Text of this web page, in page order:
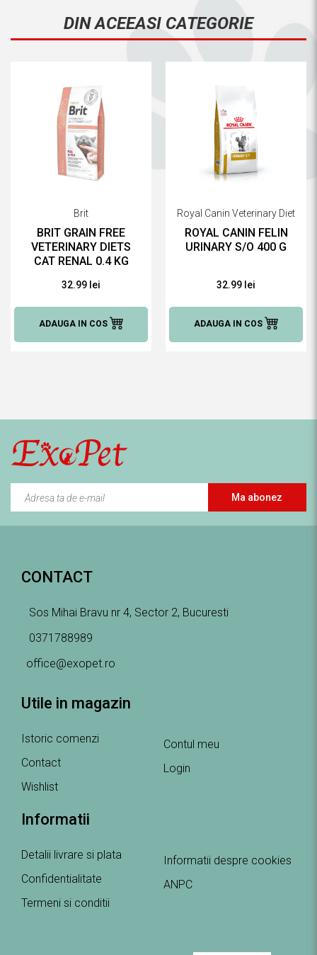
DIN ACEEASI CATEGORIE
Brit
BRIT GRAIN FREE
VETERINARY DIETS
CAT RENAL 0.4 KG
32.99 lei
ADAUGA IN COS
Royal Canin Veterinary Diet
ROYAL CANIN FELIN
URINARY S/O 400 G
32.99 lei
ADAUGA IN COS
Ma abonez
CONTACT
Sos Mihai Bravu nr 4, Sector 2, Bucuresti
0371788989
office@exopet.ro
Utile in magazin
Istoric comenzi
Contact
Wishlist
Contul meu
Login
Informatii
Detalii livrare si plata
Confidentialitate
Termeni si conditii
Informatii despre cookies
ANPC